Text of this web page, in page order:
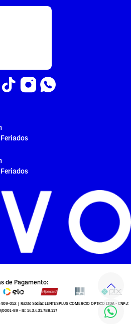
de Pagamento:
012 | Razão Social: LENTESPLUS COMERCIO OPTICO LTDA - CNPJ:
0001-89 - IE: 143.431.788.117